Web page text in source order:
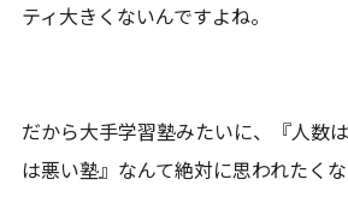
ティ大きくないんですよね。
だから大手学習塾みたいに、『人数
は悪い塾』なんて絶対に思われたくな